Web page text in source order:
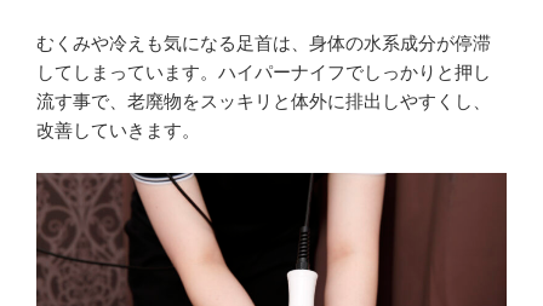
むくみや冷えも気になる足首は、身体の水系成分が停滞
してしまっています。ハイパーナイフでしっかりと押し
流す事で、老廃物をスッキリと体外に排出しやすくし、
改善していきます。